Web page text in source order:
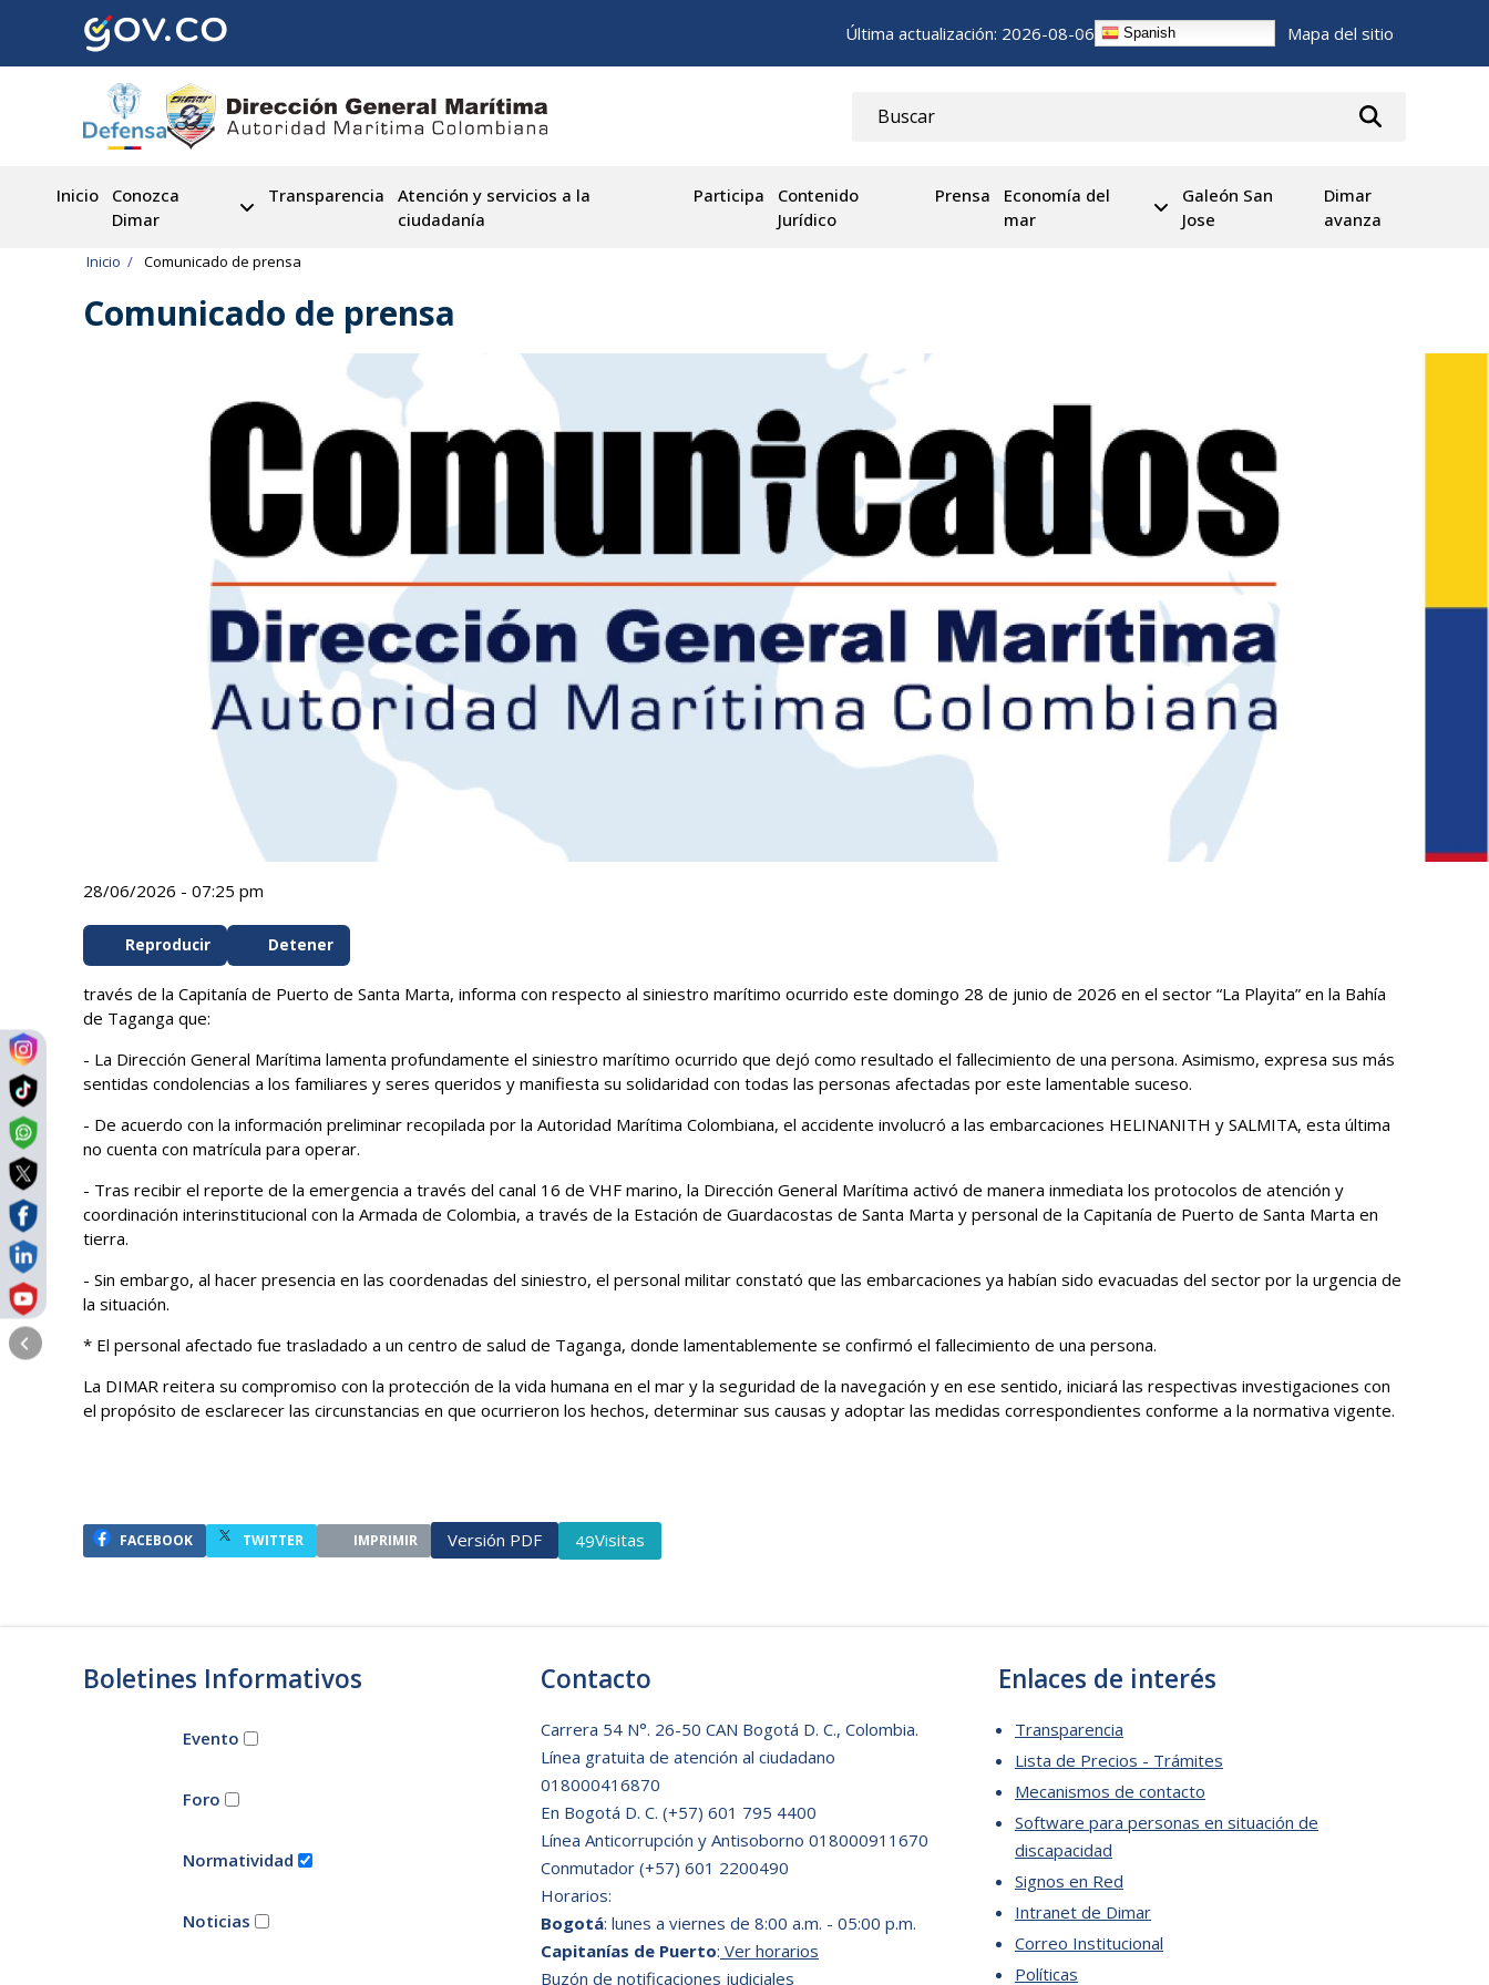
contenido
Última actualización: 2026-08-06 Spanish Mapa del sitio
Inicio
Conozca
Dimar
Transparencia
Atención y servicios a la
ciudadanía
Participa
Contenido
Jurídico
Prensa
Economía del
mar
Galeón San
Jose
Dimar
avanza
Inicio Comunicado de prensa
Comunicado de prensa
28/06/2026 - 07:25 pm
Reproducir Detener
través de la Capitanía de Puerto de Santa Marta, informa con respecto al siniestro marítimo ocurrido este domingo 28 de junio de 2026 en el sector “La Playita” en la Bahía
de Taganga que:
- La Dirección General Marítima lamenta profundamente el siniestro marítimo ocurrido que dejó como resultado el fallecimiento de una persona. Asimismo, expresa sus más
sentidas condolencias a los familiares y seres queridos y manifiesta su solidaridad con todas las personas afectadas por este lamentable suceso.
- De acuerdo con la información preliminar recopilada por la Autoridad Marítima Colombiana, el accidente involucró a las embarcaciones HELINANITH y SALMITA, esta última
no cuenta con matrícula para operar.
- Tras recibir el reporte de la emergencia a través del canal 16 de VHF marino, la Dirección General Marítima activó de manera inmediata los protocolos de atención y
coordinación interinstitucional con la Armada de Colombia, a través de la Estación de Guardacostas de Santa Marta y personal de la Capitanía de Puerto de Santa Marta en
tierra.
- Sin embargo, al hacer presencia en las coordenadas del siniestro, el personal militar constató que las embarcaciones ya habían sido evacuadas del sector por la urgencia de
la situación.
* El personal afectado fue trasladado a un centro de salud de Taganga, donde lamentablemente se confirmó el fallecimiento de una persona.
La DIMAR reitera su compromiso con la protección de la vida humana en el mar y la seguridad de la navegación y en ese sentido, iniciará las respectivas investigaciones con
el propósito de esclarecer las circunstancias en que ocurrieron los hechos, determinar sus causas y adoptar las medidas correspondientes conforme a la normativa vigente.
FACEBOOK TWITTER IMPRIMIR Versión PDF 49Visitas
Boletines Informativos
Evento
Foro
Normatividad
Noticias
Contacto
Carrera 54 N°. 26-50 CAN Bogotá D. C., Colombia.
Línea gratuita de atención al ciudadano
018000416870
En Bogotá D. C. (+57) 601 795 4400
Línea Anticorrupción y Antisoborno 018000911670
Conmutador (+57) 601 2200490
Horarios:
Bogotá: lunes a viernes de 8:00 a.m. - 05:00 p.m.
Capitanías de Puerto: Ver horarios
Buzón de notificaciones judiciales
Enlaces de interés
Transparencia
Lista de Precios - Trámites
Mecanismos de contacto
Software para personas en situación de
discapacidad
Signos en Red
Intranet de Dimar
Correo Institucional
Políticas